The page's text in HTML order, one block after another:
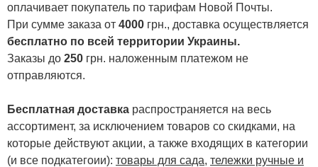
оплачивает покупатель по тарифам Новой Почты.
При сумме заказа от 4000 грн., доставка осуществляется
бесплатно по всей территории Украины.
Заказы до 250 грн. наложенным платежом не
отправляются.
Бесплатная доставка распространяется на весь
ассортимент, за исключением товаров со скидками, на
которые действуют акции, а также входящих в категории
(и все подкатегоии): товары для сада, тележки ручные и